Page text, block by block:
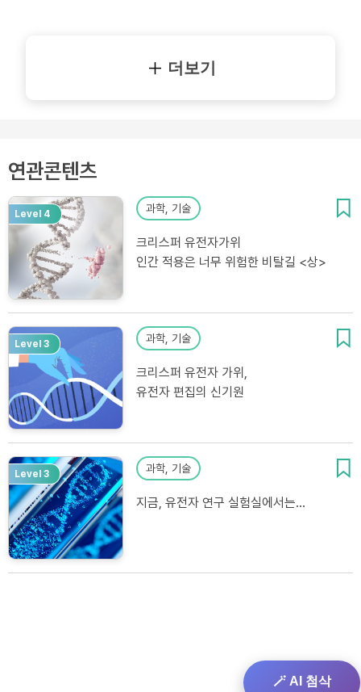
더보기
연관콘텐츠
Level 4 과학, 기술
크리스퍼 유전자가위
인간 적용은 너무 위험한 비탈길 <상>
Level 3 과학, 기술
크리스퍼 유전자 가위,
유전자 편집의 신기원
Level 3 과학, 기술
지금, 유전자 연구 실험실에서는...
🪄 AI 첨삭